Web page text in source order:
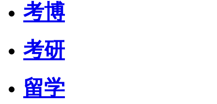
考博
考研
留学